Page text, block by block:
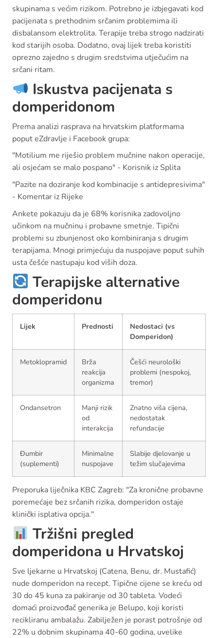
skupinama s većim rizikom. Potrebno je izbjegavati kod
pacijenata s prethodnim srčanim problemima ili
disbalansom elektrolita. Terapije treba strogo nadzirati
kod starijih osoba. Dodatno, ovaj lijek treba koristiti
oprezno zajedno s drugim sredstvima utječućim na
srčani ritam.
Iskustva pacijenata s
domperidonom
Prema analizi rasprava na hrvatskim platformama
poput eZdravlje i Facebook grupa:
"Motilium me riješio problem mučnine nakon operacije,
ali osjećam se malo pospano" - Korisnik iz Splita
"Pazite na doziranje kod kombinacije s antidepresivima"
- Komentar iz Rijeke
Ankete pokazuju da je 68% korisnika zadovoljno
učinkom na mučninu i probavne smetnje. Tipični
problemi su zbunjenost oko kombiniranja s drugim
terapijama. Mnogi primjećuju da nuspojave poput suhih
usta češće nastupaju kod viših doza.
Terapijske alternative
domperidonu
Lijek Prednosti
Nedostaci (vs
Domperidon)
Metoklopramid
Brža
reakcija
organizma
Češći neurološki
problemi (nespokoj,
tremor)
Ondansetron
Manji rizik
od
interakcija
Znatno viša cijena,
nedostatak
refundacije
Đumbir
(suplementi)
Minimalne
nuspojave
Slabije djelovanje u
težim slučajevima
Preporuka liječnika KBC Zagreb: "Za kronične probavne
poremećaje bez srčanih rizika, domperidon ostaje
klinički isplativa opcija."
Tržišni pregled
domperidona u Hrvatskoj
Sve ljekarne u Hrvatskoj (Catena, Benu, dr. Mustafić)
nude domperidon na recept. Tipične cijene se kreću od
30 do 45 kuna za pakiranje od 30 tableta. Vodeći
domaći proizvođač generika je Belupo, koji koristi
recikliranu ambalažu. Zabilježen je porast potrošnje od
22% u dobnim skupinama 40-60 godina, uvelike